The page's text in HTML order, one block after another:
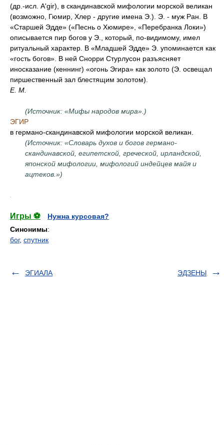
(др.-исл. A'gir), в скандинавской мифологии морской великан
(возможно, Гюмир, Хлер - другие имена Э.). Э. - муж Ран. В
«Старшей Эдде» («Песнь о Хюмире», «Перебранка Локи»)
описывается пир богов у Э., который, по-видимому, имел
ритуальный характер. В «Младшей Эдде» Э. упоминается как
«гость богов». В ней Снорри Стурлусон разъясняет
иносказание (кеннинг) «огонь Эгира» как золото (Э. освещал
пиршественный зал блестящим золотом).
Е. М.
(Источник: «Мифы народов мира».)
ЭГИР
в германо-скандинавской мифологии морской великан.
(Источник: «Словарь духов и богов германо-
скандинавской, египетской, греческой, ирландской,
японской мифологии, мифологий индейцев майя и
ацтеков.»)
Игры ⚽
Нужна курсовая?
Синонимы:
бог, спутник
ЭГИАЛА ЭДЗЕНЫ